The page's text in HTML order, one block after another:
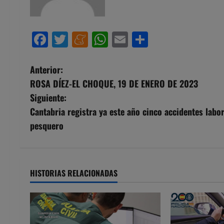
Facebook
Twitter
Meneame
WhatsApp
Email
N
a
v
e
a
c
i
Anterior:
ROSA DÍEZ-EL CHOQUE, 19 DE ENERO DE 2023
Siguiente:
Cantabria registra ya este año cinco accidentes
pesquero
HISTORIAS RELACIONADAS